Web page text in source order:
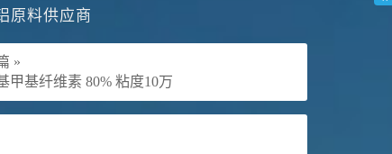
原料供应商
»
甲基纤维素 80% 粘度10万